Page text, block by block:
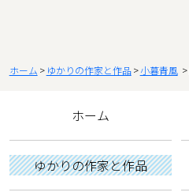
ホーム ゆかりの作家と作品 小暮青風
ホーム
ゆかりの作家と作品